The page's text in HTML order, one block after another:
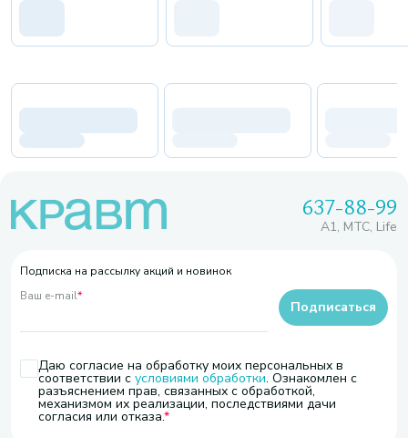
637-88-99
A1, МТС, Life
Подписка на рассылку акций и новинок
Ваш e-mail*
Даю согласие на обработку моих персональных в
соответствии с условиями обработки. Ознакомлен с
разъяснением прав, связанных с обработкой,
механизмом их реализации, последствиями дачи
согласия или отказа.
Подписаться